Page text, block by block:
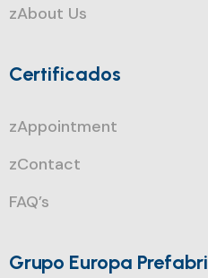
zAbout Us
Certificados
zAppointment
zContact
FAQ’s
Grupo Europa Prefabri